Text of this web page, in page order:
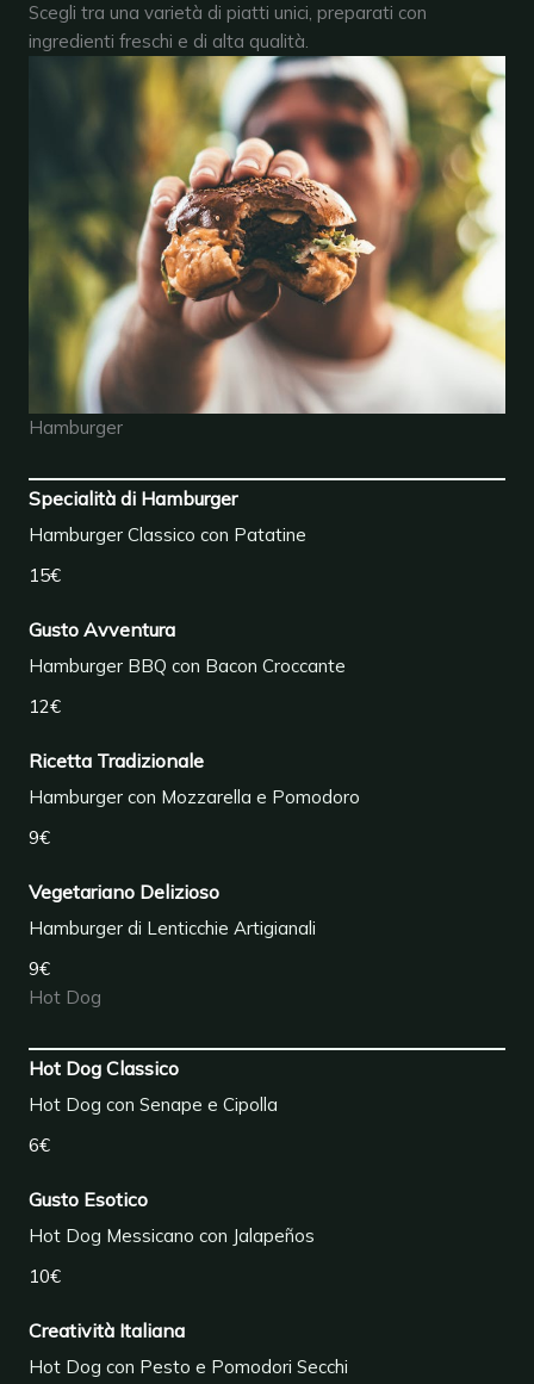
Scegli tra una varietà di piatti unici, preparati con
ingredienti freschi e di alta qualità.
Hamburger
Specialità di Hamburger
Hamburger Classico con Patatine
15€
Gusto Avventura
Hamburger BBQ con Bacon Croccante
12€
Ricetta Tradizionale
Hamburger con Mozzarella e Pomodoro
9€
Vegetariano Delizioso
Hamburger di Lenticchie Artigianali
9€
Hot Dog
Hot Dog Classico
Hot Dog con Senape e Cipolla
6€
Gusto Esotico
Hot Dog Messicano con Jalapeños
10€
Creatività Italiana
Hot Dog con Pesto e Pomodori Secchi